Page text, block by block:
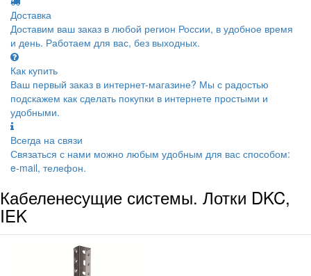
Доставка
Доставим ваш заказ в любой регион России, в удобное время
и день. Работаем для вас, без выходных.
Как купить
Ваш первый заказ в интернет-магазине? Мы с радостью
подскажем как сделать покупки в интернете простыми и
удобными.
Всегда на связи
Связаться с нами можно любым удобным для вас способом:
e-mail, телефон.
Кабеленесущие системы. Лотки DKC,
IEK